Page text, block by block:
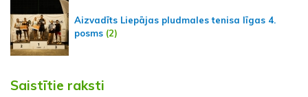
Aizvadīts Liepājas pludmales tenisa līgas 4.
posms (2)
Saistītie raksti